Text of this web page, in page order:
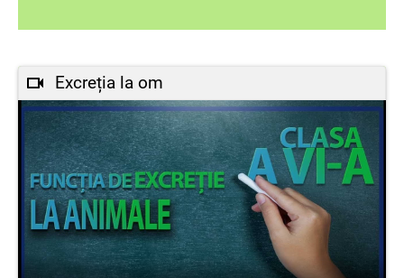
Excreția la om